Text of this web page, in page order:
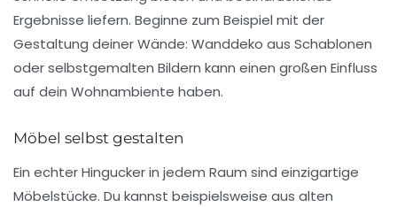
Ergebnisse liefern. Beginne zum Beispiel mit der
Gestaltung deiner Wände: Wanddeko aus Schablonen
oder selbstgemalten Bildern kann einen großen Einfluss
auf dein Wohnambiente haben.
Möbel selbst gestalten
Ein echter Hingucker in jedem Raum sind einzigartige
Möbelstücke. Du kannst beispielsweise aus alten